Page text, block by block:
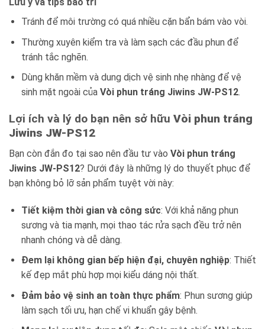
Tránh để môi trường có quá nhiều cặn bẩn bám vào vòi.
Thường xuyên kiểm tra và làm sạch các đầu phun để
tránh tắc nghẽn.
Dùng khăn mềm và dung dịch vệ sinh nhẹ nhàng để vệ
sinh mặt ngoài của Vòi phun tráng Jiwins JW-PS12.
Lợi ích và lý do bạn nên sở hữu Vòi phun tráng
Jiwins JW-PS12
Bạn còn đắn đo tại sao nên đầu tư vào Vòi phun tráng
Jiwins JW-PS12? Dưới đây là những lý do thuyết phục để
bạn không bỏ lỡ sản phẩm tuyệt vời này:
Tiết kiệm thời gian và công sức: Với khả năng phun
sương và tia mạnh, mọi thao tác rửa sạch đều trở nên
nhanh chóng và dễ dàng.
Đem lại không gian bếp hiện đại, chuyên nghiệp: Thiết
kế đẹp mắt phù hợp mọi kiểu dáng nội thất.
Đảm bảo vệ sinh an toàn thực phẩm: Phun sương giúp
làm sạch tối ưu, hạn chế vi khuẩn gây bệnh.